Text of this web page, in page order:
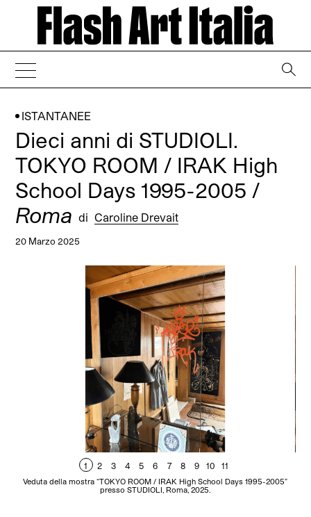
ISTANTANEE
Dieci anni di STUDIOLI.
TOKYO ROOM / IRAK High
School Days 1995-2005 /
Roma di Caroline Drevait
20 Marzo 2025
1 2 3 4 5 6 7 8 9 10 11
Veduta della mostra “TOKYO ROOM / IRAK High School Days 1995-2005”
presso STUDIOLI, Roma, 2025.